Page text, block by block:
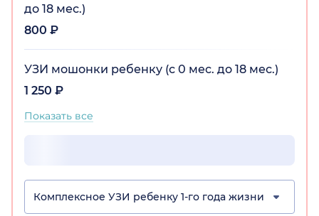
до 18 мес.)
800 ₽
УЗИ мошонки ребенку (с 0 мес. до 18 мес.)
1 250 ₽
Показать все
Комплексное УЗИ ребенку 1-го года жизни